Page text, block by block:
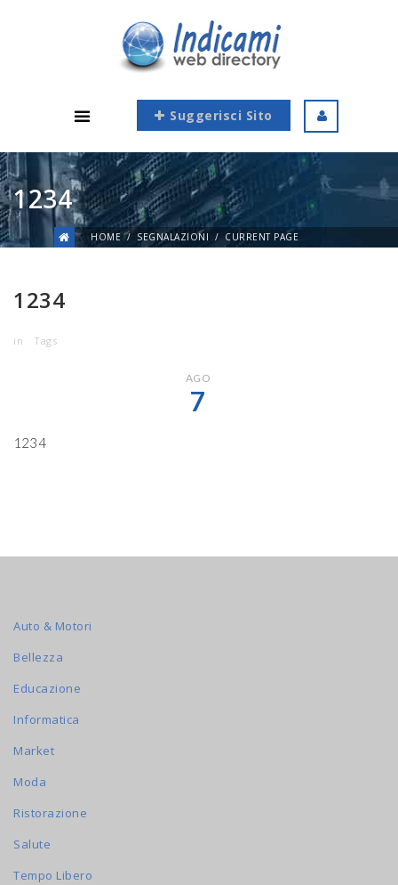
Suggerisci Sito
1234
HOME SEGNALAZIONI CURRENT PAGE
1234
in Tags
AGO
7
1234
Auto & Motori
Bellezza
Educazione
Informatica
Market
Moda
Ristorazione
Salute
Tempo Libero